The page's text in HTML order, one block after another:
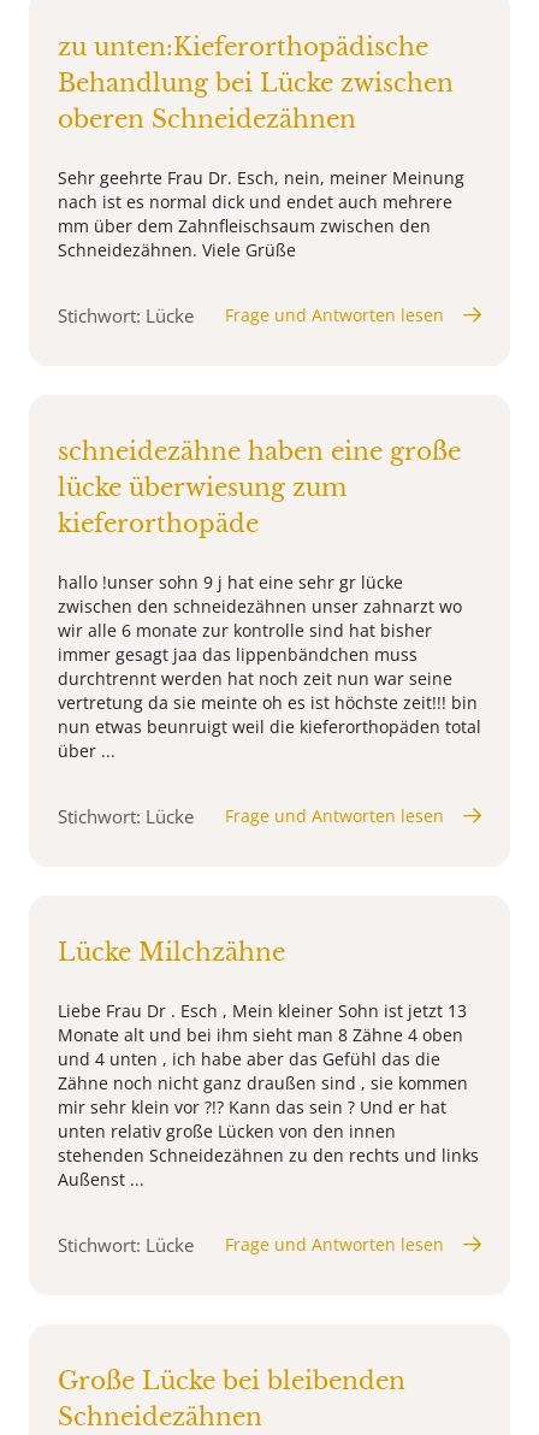
zu unten:Kieferorthopädische
Behandlung bei Lücke zwischen
oberen Schneidezähnen
Sehr geehrte Frau Dr. Esch, nein, meiner Meinung
nach ist es normal dick und endet auch mehrere
mm über dem Zahnfleischsaum zwischen den
Schneidezähnen. Viele Grüße
Stichwort: Lücke Frage und Antworten lesen
schneidezähne haben eine große
lücke überwiesung zum
kieferorthopäde
hallo !unser sohn 9 j hat eine sehr gr lücke
zwischen den schneidezähnen unser zahnarzt wo
wir alle 6 monate zur kontrolle sind hat bisher
immer gesagt jaa das lippenbändchen muss
durchtrennt werden hat noch zeit nun war seine
vertretung da sie meinte oh es ist höchste zeit!!! bin
nun etwas beunruigt weil die kieferorthopäden total
über ...
Stichwort: Lücke Frage und Antworten lesen
Lücke Milchzähne
Liebe Frau Dr . Esch , Mein kleiner Sohn ist jetzt 13
Monate alt und bei ihm sieht man 8 Zähne 4 oben
und 4 unten , ich habe aber das Gefühl das die
Zähne noch nicht ganz draußen sind , sie kommen
mir sehr klein vor ?!? Kann das sein ? Und er hat
unten relativ große Lücken von den innen
stehenden Schneidezähnen zu den rechts und links
Außenst ...
Stichwort: Lücke Frage und Antworten lesen
Große Lücke bei bleibenden
Schneidezähnen